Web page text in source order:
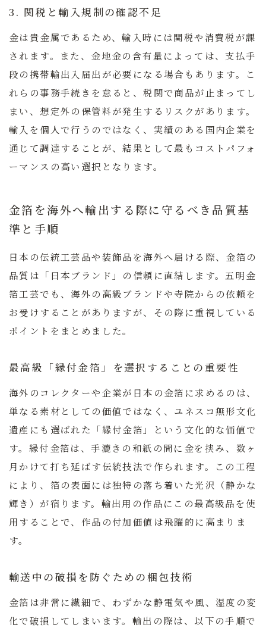
3. 関税と輸入規制の確認不足
金は貴金属であるため、輸入時には関税や消費税が課
されます。また、金地金の含有量によっては、支払手
段の携帯輸出入届出が必要になる場合もあります。こ
れらの事務手続きを怠ると、税関で商品が止まってし
まい、想定外の保管料が発生するリスクがあります。
輸入を個人で行うのではなく、実績のある国内企業を
通じて調達することが、結果として最もコストパフォ
ーマンスの高い選択となります。
金箔を海外へ輸出する際に守るべき品質基
準と手順
日本の伝統工芸品や装飾品を海外へ届ける際、金箔の
品質は「日本ブランド」の信頼に直結します。五明金
箔工芸でも、海外の高級ブランドや寺院からの依頼を
お受けすることがありますが、その際に重視している
ポイントをまとめました。
最高級「縁付金箔」を選択することの重要性
海外のコレクターや企業が日本の金箔に求めるのは、
単なる素材としての価値ではなく、ユネスコ無形文化
遺産にも選ばれた「縁付金箔」という文化的な価値で
す。縁付金箔は、手漉きの和紙の間に金を挟み、数ヶ
月かけて打ち延ばす伝統技法で作られます。この工程
により、箔の表面には独特の落ち着いた光沢（静かな
輝き）が宿ります。 輸出用の作品にこの最高級品を使
用することで、作品の付加価値は飛躍的に高まりま
す。
輸送中の破損を防ぐための梱包技術
金箔は非常に繊細で、わずかな静電気や風、湿度の変
化で破損してしまいます。輸出の際は、以下の手順で